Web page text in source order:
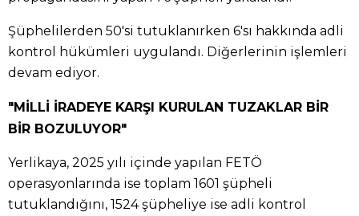
Şüphelilerden 50'si tutuklanırken 6'sı hakkında adli
kontrol hükümleri uygulandı. Diğerlerinin işlemleri
devam ediyor.
"MİLLİ İRADEYE KARŞI KURULAN TUZAKLAR BİR
BİR BOZULUYOR"
Yerlikaya, 2025 yılı içinde yapılan FETÖ
operasyonlarında ise toplam 1601 şüpheli
tutuklandığını, 1524 şüpheliye ise adli kontrol